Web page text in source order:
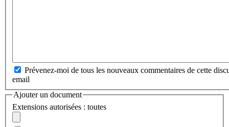
Prévenez-moi de tous les nouveaux commentaires de cette
email
Ajouter un document
Extensions autorisées : toutes